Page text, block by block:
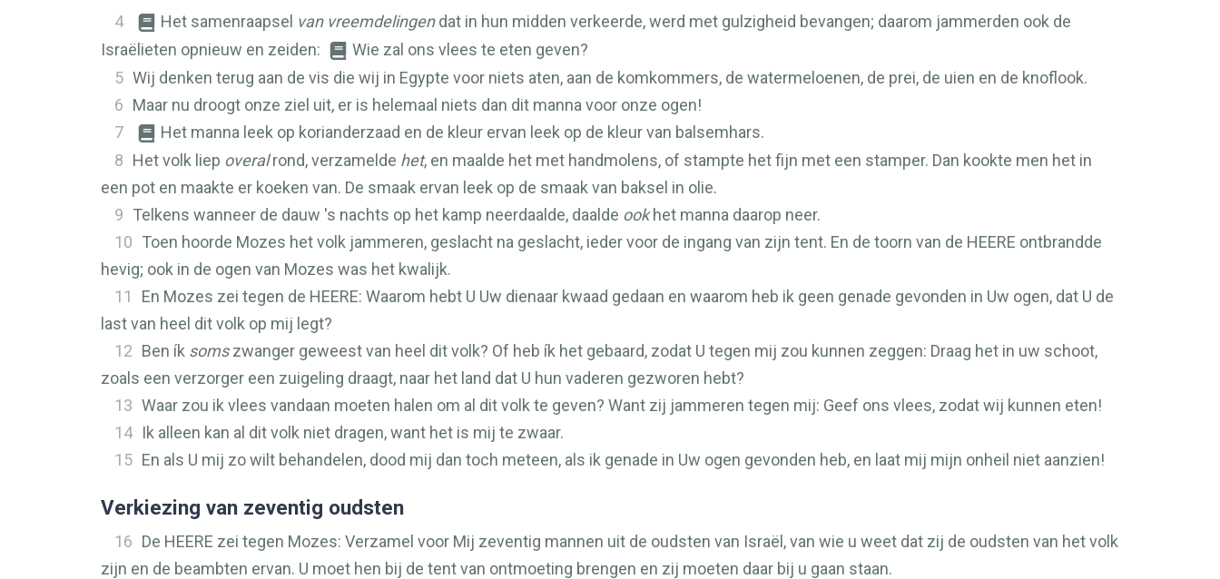
4 Het samenraapsel van vreemdelingendat in hun midden verkeerde, werd met gulzigheid bevangen; daarom jammerden ook de
Israëlieten opnieuw en zeiden:
Wie zal ons vlees te eten geven?
5 Wij denken terug aan de vis die wij in Egypte voor niets aten, aan de komkommers, de watermeloenen, de prei, de uien en de knoflook.
6 Maar nu droogt onze ziel uit, er is helemaal niets dan dit manna voor onze ogen!
7
Het manna leek op korianderzaad en de kleur ervan leek op de kleur van balsemhars.
8 Het volk liep overalrond, verzamelde het, en maalde het met handmolens, of stampte het fijn met een stamper. Dan kookte men het in
een pot en maakte er koeken van. De smaak ervan leek op de smaak van baksel in olie.
9 Telkens wanneer de dauw 's nachts op het kamp neerdaalde, daalde ookhet manna daarop neer.
10 Toen hoorde Mozes het volk jammeren, geslacht na geslacht, ieder voor de ingang van zijn tent. En de toorn van de HEERE ontbrandde
hevig; ook in de ogen van Mozes was het kwalijk.
11
En Mozes zei tegen de HEERE: Waarom hebt U Uw dienaar kwaad gedaan en waarom heb ik geen genade gevonden in Uw ogen, dat U de
last van heel dit volk op mij legt?
12 Ben ík somszwanger geweest van heel dit volk? Of heb ík het gebaard, zodat U tegen mij zou kunnen zeggen: Draag het in uw schoot,
zoals een verzorger een zuigeling draagt, naar het land dat U hun vaderen gezworen hebt?
13 Waar zou ik vlees vandaan moeten halen om al dit volk te geven? Want zij jammeren tegen mij: Geef ons vlees, zodat wij kunnen eten!
14 Ik alleen kan al dit volk niet dragen, want het is mij te zwaar.
15 En als U mij zo wilt behandelen, dood mij dan toch meteen, als ik genade in Uw ogen gevonden heb, en laat mij mijn onheil niet aanzien!
Verkiezing van zeventig oudsten
16 De HEERE zei tegen Mozes: Verzamel voor Mij zeventig mannen uit de oudsten van Israël, van wie u weet dat zij de oudsten van het volk
zijn en de beambten ervan. U moet hen bij de tent van ontmoeting brengen en zij moeten daar bij u gaan staan.